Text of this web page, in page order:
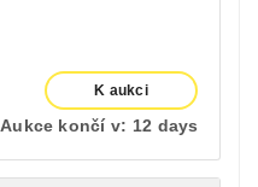
K aukci
Aukce končí v: 12 days